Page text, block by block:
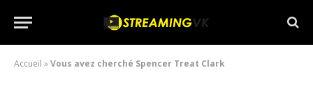
Accueil »Vous avez cherché Spencer Treat Clark